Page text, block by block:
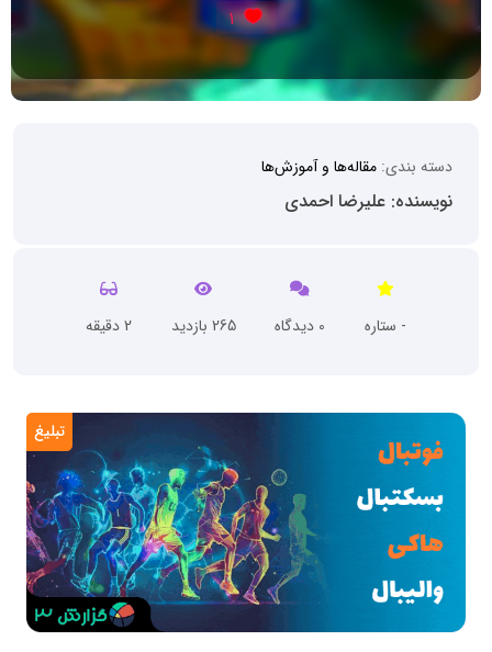
1
دسته بندی: مقاله‌ها و آموزش‌ها
نویسنده: علیرضا احمدی
- ستاره 0 دیدگاه 265 بازدید 2 دقیقه
تبلیغ